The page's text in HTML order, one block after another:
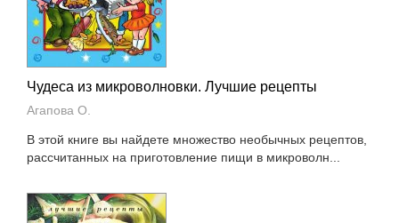
Чудеса из микроволновки. Лучшие рецепты
Агапова О.
В этой книге вы найдете множество необычных рецептов,
расcчитанных на приготовление пищи в микроволн...